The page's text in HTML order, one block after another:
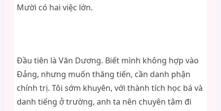
Mười có hai việc lớn.
Đầu tiên là Văn Dương. Biết mình không hợp vào
Đảng, nhưng muốn thăng tiến, cần danh phận
chính trị. Tôi sớm khuyên, với thành tích học bá và
danh tiếng ở trường, anh ta nên chuyên tâm đi